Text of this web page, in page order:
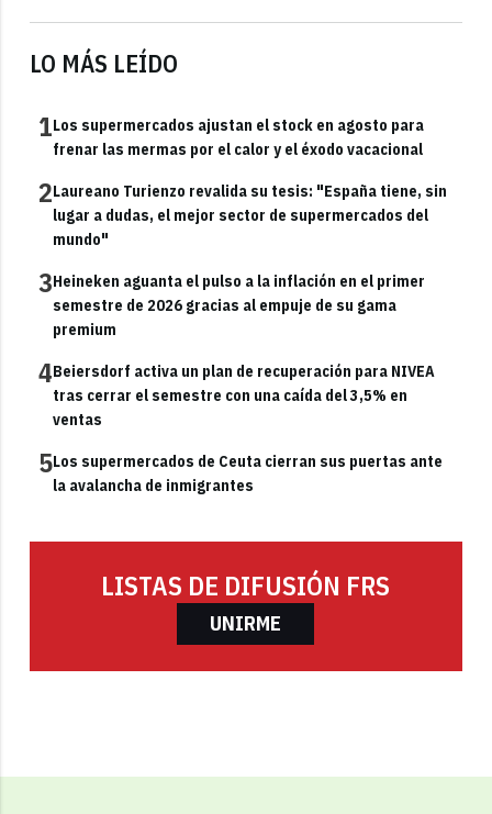
LO MÁS LEÍDO
1Los supermercados ajustan el stock en agosto para
frenar las mermas por el calor y el éxodo vacacional
2Laureano Turienzo revalida su tesis: "España tiene, sin
lugar a dudas, el mejor sector de supermercados del
mundo"
3Heineken aguanta el pulso a la inflación en el primer
semestre de 2026 gracias al empuje de su gama
premium
4Beiersdorf activa un plan de recuperación para NIVEA
tras cerrar el semestre con una caída del 3,5% en
ventas
5Los supermercados de Ceuta cierran sus puertas ante
la avalancha de inmigrantes
LISTAS DE DIFUSIÓN FRS
UNIRME